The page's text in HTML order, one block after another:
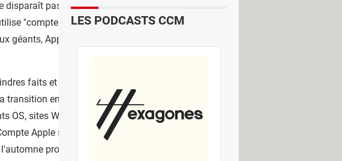
pas pour autant. Il est tout simplement
"compte Google" ou Microsoft "compte
géants, Apple prend ainsi le pli afin de ne plus
faits et gestes d'Apple, la firme de Cupertino
entre les deux noms et surtout de
OS, sites Web et services de la marque. La
Apple sur le site Web de la firme, notamment
prochain pour finaliser cette bascule.
LES PODCASTS CCM